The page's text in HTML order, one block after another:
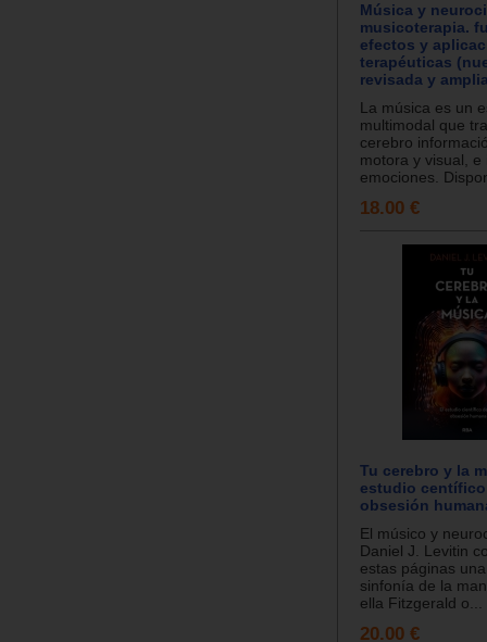
Música y
musicoterapia.
efectos y
terapéuticas
revisada y
La música es un
multimodal que
cerebro
motora y visual, e
emociones.
18.00 €
Tu cerebro y la
estudio
obsesión
El músico y
Daniel J. Levitin
estas páginas
sinfonía de la
ella Fitzgerald o...
20.00 €